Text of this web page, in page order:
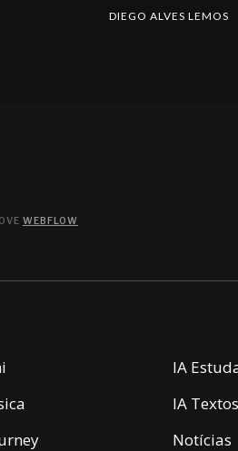
DIEGO ALVES LEMOS
WEBFLOW
IA
IA Textos
Notícias